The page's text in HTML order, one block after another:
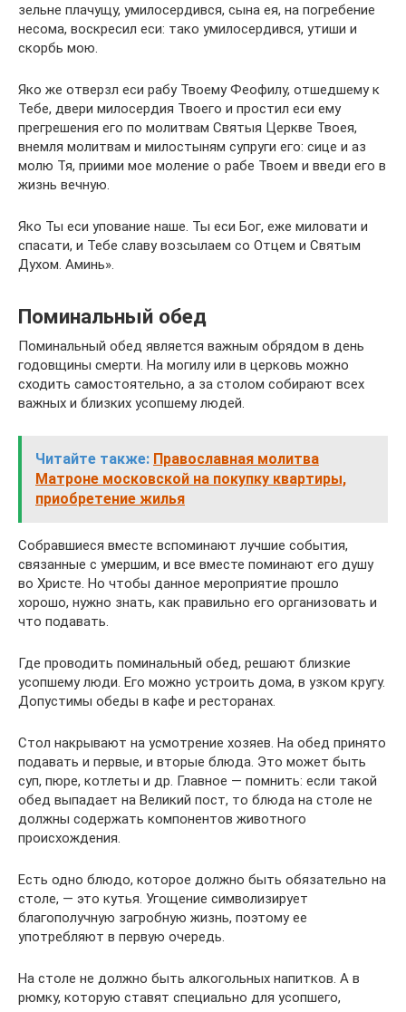
зельне плачущу, умилосердився, сына ея, на погребение
несома, воскресил еси: тако умилосердився, утиши и
скорбь мою.
Яко же отверзл еси рабу Твоему Феофилу, отшедшему к
Тебе, двери милосердия Твоего и простил еси ему
прегрешения его по молитвам Святыя Церкве Твоея,
внемля молитвам и милостыням супруги его: сице и аз
молю Тя, приими мое моление о рабе Твоем и введи его в
жизнь вечную.
Яко Ты еси упование наше. Ты еси Бог, еже миловати и
спасати, и Тебе славу возсылаем со Отцем и Святым
Духом. Аминь».
Поминальный обед
Поминальный обед является важным обрядом в день
годовщины смерти. На могилу или в церковь можно
сходить самостоятельно, а за столом собирают всех
важных и близких усопшему людей.
Читайте также: Православная молитва
Матроне московской на покупку квартиры,
приобретение жилья
Собравшиеся вместе вспоминают лучшие события,
связанные с умершим, и все вместе поминают его душу
во Христе. Но чтобы данное мероприятие прошло
хорошо, нужно знать, как правильно его организовать и
что подавать.
Где проводить поминальный обед, решают близкие
усопшему люди. Его можно устроить дома, в узком кругу.
Допустимы обеды в кафе и ресторанах.
Стол накрывают на усмотрение хозяев. На обед принято
подавать и первые, и вторые блюда. Это может быть
суп, пюре, котлеты и др. Главное — помнить: если такой
обед выпадает на Великий пост, то блюда на столе не
должны содержать компонентов животного
происхождения.
Есть одно блюдо, которое должно быть обязательно на
столе, — это кутья. Угощение символизирует
благополучную загробную жизнь, поэтому ее
употребляют в первую очередь.
На столе не должно быть алкогольных напитков. А в
рюмку, которую ставят специально для усопшего,